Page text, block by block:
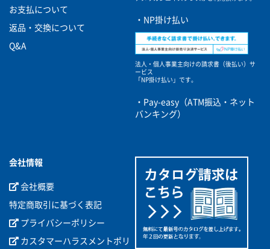
お支払について
返品・交換について
Q&A
・NP掛け払い
法人・個人事業主向けの請求書（後払い）サ
ービス
「NP掛け払い」です。
・Pay-easy（ATM振込・ネット
バンキング）
会社情報
会社概要
特定商取引に基づく表記
プライバシーポリシー
カスタマーハラスメントポリ